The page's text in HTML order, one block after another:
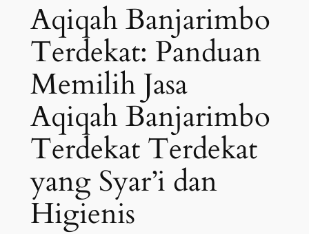
Aqiqah Banjarimbo
Terdekat: Panduan
Memilih Jasa
Aqiqah Banjarimbo
Terdekat Terdekat
yang Syar’i dan
Higienis